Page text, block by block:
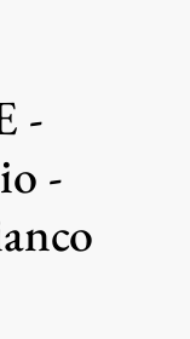
-
-